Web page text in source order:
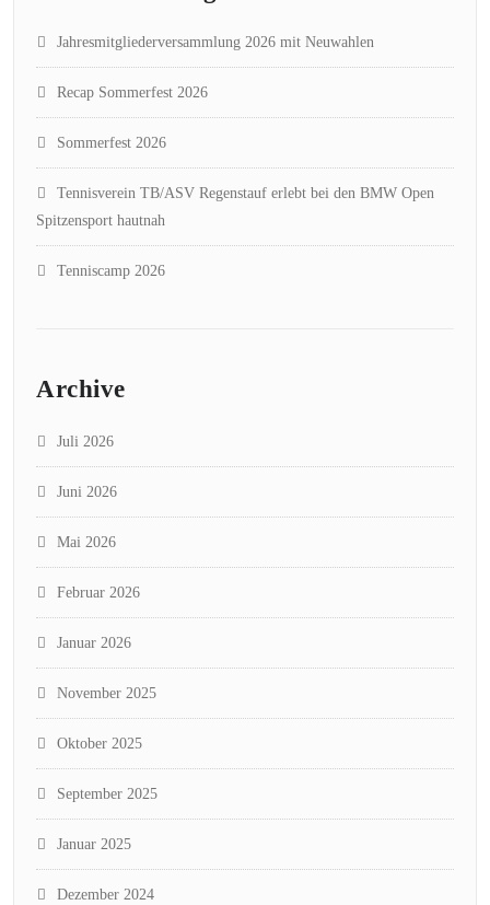
Jahresmitgliederversammlung 2026 mit Neuwahlen
Recap Sommerfest 2026
Sommerfest 2026
Tennisverein TB/ASV Regenstauf erlebt bei den BMW Open
Spitzensport hautnah
Tenniscamp 2026
Archive
Juli 2026
Juni 2026
Mai 2026
Februar 2026
Januar 2026
November 2025
Oktober 2025
September 2025
Januar 2025
Dezember 2024